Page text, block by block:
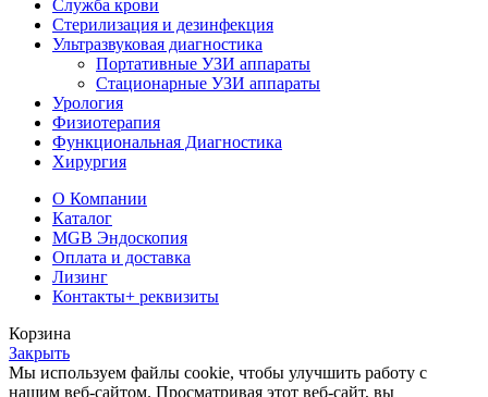
Служба крови
Стерилизация и дезинфекция
Ультразвуковая диагностика
Портативные УЗИ аппараты
Стационарные УЗИ аппараты
Урология
Физиотерапия
Функциональная Диагностика
Хирургия
О Компании
Каталог
MGB Эндоскопия
Оплата и доставка
Лизинг
Контакты+ реквизиты
Корзина
Закрыть
Мы используем файлы cookie, чтобы улучшить работу с
нашим веб-сайтом. Просматривая этот веб-сайт, вы